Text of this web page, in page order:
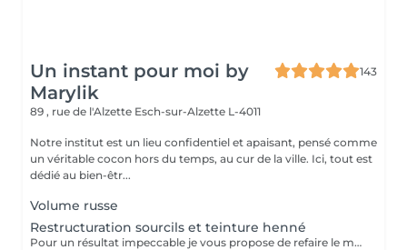
Un instant pour moi by
Marylik
143
89 , rue de l'Alzette Esch-sur-Alzette L-4011
Notre institut est un lieu confidentiel et apaisant, pensé comme
un véritable cocon hors du temps, au cur de la ville. Ici, tout est
dédié au bien-êtr...
Volume russe
Restructuration sourcils et teinture henné
Pour un résultat impeccable je vous propose de refaire le mapping de votre sourcils pour qu il soit parfait La teinture permet un resultat net et durable